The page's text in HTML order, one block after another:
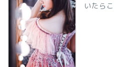
いたら